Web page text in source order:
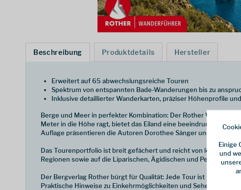
Beschreibung Produktdetails Hersteller
Erweitert auf 65 abwechslungsreiche Touren
Spektrum von entspannten Bade-Wanderungen bis zu
Inklusive detaillierter Wanderkarten, präziser Höhenprofile
Berge und Meer in perfekter Kombination: Der Rother
Meter in die Höhe ragt, bietet das Eiland eine beeindruckende
Auflage präsentieren die Autoren Dorothee Sänger und Michael
Das Tourenportfolio ist breit gefächert und reicht von leichten
Regionen sowie auf die Liparischen, Ägidischen und
Der Bergverlag Rother bürgt für Qualität: Jede Tour ist mit einer
Praktische Hinweise zu Einkehrmöglichkeiten und
Einige
und